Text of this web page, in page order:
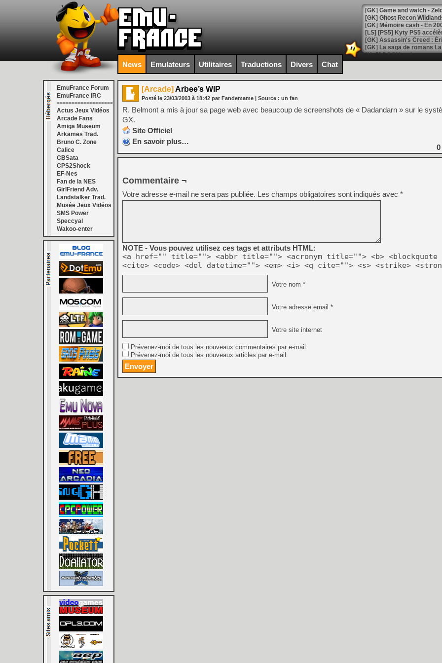
[Mo5] DOOM arrive en
[GK] Bethesda fête les 30
[GK] Roblox : l'action en
[GK] Agenda - GeForce
[GK] Devolver Digital en a
[LS] [PS5] ps5-y2jb-
[GK] Pourquoi Marvel
[GK] Test : Restory : Chill
[GK] GTA 6 : Rockstar
[GK] Hot Wheels Infinite
[GK] Mémoire cash -
[GK] Résultats Nintendo :
[GK] Déjà des
[Mo5] Brickboy cherche à
[GK] Minecraft et ses «
[GK] Beast of
[GK] Ubisoft : fin de partie
[GK] Mémoire cash -
[GK] Dan Houser (GTA)
[GK] Comment EA Sports
[GK] Crimson Moon : un
[GK] Isle of Reveries : le
[GK] Moonlighter 2 : The
[GK] Capcom relance
[Mo5] Deux inédits du
[GK] Le beat'em up The
[GK] Endless Legend 2 :
[LS] [PS5] Premiers
News Emulateurs Utilitaires Traductions Divers Chat
EmuFrance Forum
EmuFrance IRC
===================
Actus Jeux Vidéos
Arcade Fans
Amiga Museum
Arkames Trad.
Bruno C. Zone
Calice
CBSata
CPS2Shock
EF-Nes
Fan de la NES
GirlFriend Adv.
Landstalker Trad.
Musée Jeux Vidéos
SMS Power
Speccyal
Wakoo-enter
[Arcade] Arbee’s WIP
Posté le 23/03/2003 à 18:42 par Fandemame | Source : un fan
R. Belmont a mis à jour sa page web avec beaucoup de screenshots de « Dadandarn » sur le
GX.
Site Officiel
En savoir plus…
0
Commentaire ¬
Votre adresse e-mail ne sera pas publiée. Les champs obligatoires sont indiqués avec *
NOTE - Vous pouvez utilisez ces tags et attributs HTML:
<a href="" title=""> <abbr title=""> <acronym title=""> <b> <blockquote
<cite> <code> <del datetime=""> <em> <i> <q cite=""> <s> <strike>
Votre nom *
Votre adresse email *
Votre site internet
Prévenez-moi de tous les nouveaux commentaires par e-mail.
Prévenez-moi de tous les nouveaux articles par e-mail.